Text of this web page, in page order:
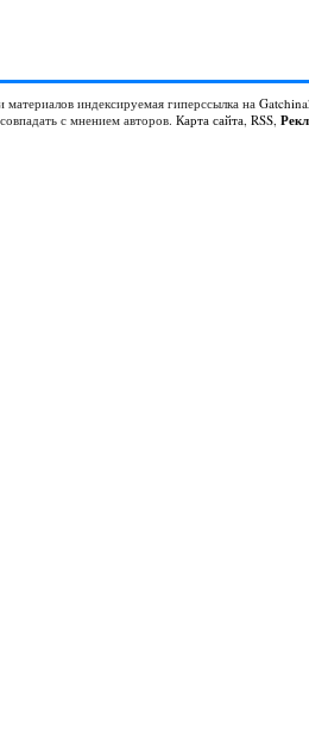
индексируемая гиперссылка на
с мнением авторов. Карта сайта, RSS,